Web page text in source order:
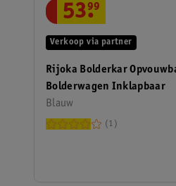
Rijoka Bolderkar
Bolderwagen Inklapbaar
Blauw
Verkoop via partner
53.
99
1